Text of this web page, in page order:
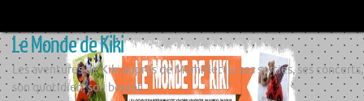
contenu
Le Monde de Kiki
Les aventures de Kiki auprès de Momiflette, ses sorties, ses concerts,
son quotidien, son boulot